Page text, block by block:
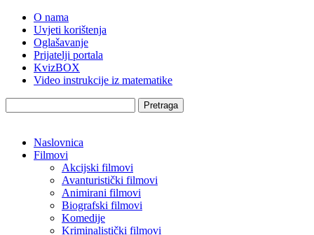
O nama
Uvjeti korištenja
Oglašavanje
Prijatelji portala
KvizBOX
Video instrukcije iz matematike
Pretraga
Naslovnica
Filmovi
Akcijski filmovi
Avanturistički filmovi
Animirani filmovi
Biografski filmovi
Komedije
Kriminalistički filmovi